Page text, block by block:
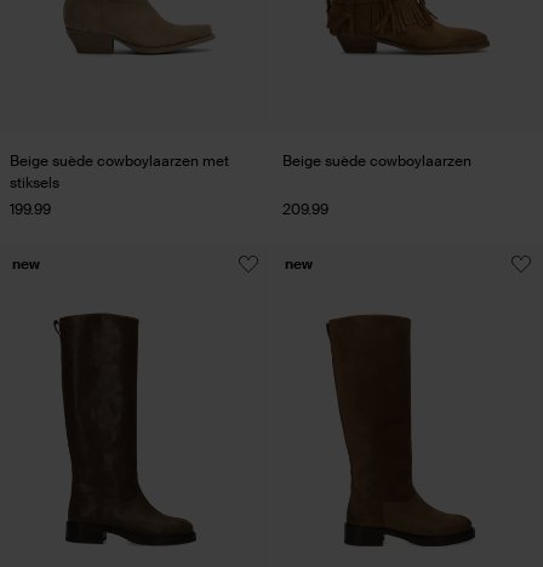
Beige suède cowboylaarzen met
stiksels
199.99
Beige suède cowboylaarzen
209.99
new new